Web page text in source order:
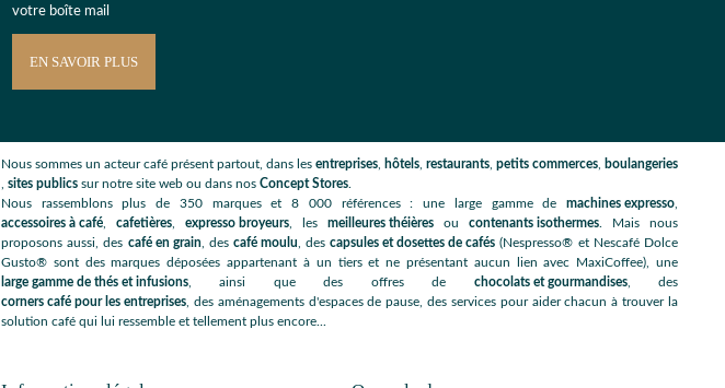
votre boîte mail
EN SAVOIR PLUS
Nous sommes un acteur café présent partout, dans les entreprises hôtels restaurants petits commerces
boulangeries
sites publics sur notre site web ou dans nos Concept Stores.
Nous rassemblons plus de 350 marques et 8 000 références : une large gamme de machines expresso
accessoires à café
cafetières expresso broyeurs , les meilleures théières ou contenants isothermes. Mais nous
proposons aussi, des café en grain, des café moulu , descapsules et dosettes de cafés (Nespresso® et Nescafé Dolce
Gusto® sont des marques déposées appartenant à un tiers et ne présentant aucun lien avec MaxiCoffee), une
large gamme de thés et infusions , ainsi que des offres de chocolats et gourmandises, des
corners café pour les entreprises , des aménagements d'espaces de pause, des services pour aider chacun à trouver la
solution café qui lui ressemble et tellement plus encore...